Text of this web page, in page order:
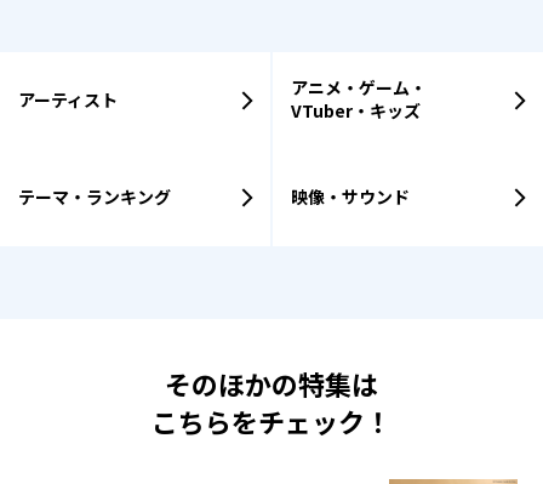
アーティスト
アニメ・ゲーム・
VTuber・キッズ
テーマ・ランキング 映像・サウンド
そのほかの特集は
こちらをチェック！